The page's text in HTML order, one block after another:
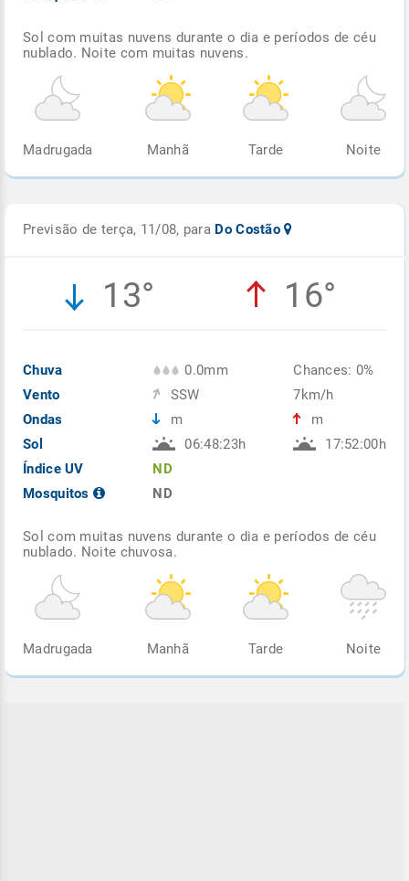
Sol com muitas nuvens durante o dia e períodos de céu
nublado. Noite com muitas nuvens.
Madrugada Manhã Tarde Noite
Previsão de terça, 11/08, para Do Costão
13° 16°
Chuva
Vento
Ondas
Sol
Índice UV
Mosquitos
0.0mm
SSW
m
06:48:23h
ND
ND
Chances: 0%
7km/h
m
17:52:00h
Sol com muitas nuvens durante o dia e períodos de céu
nublado. Noite chuvosa.
Madrugada Manhã Tarde Noite